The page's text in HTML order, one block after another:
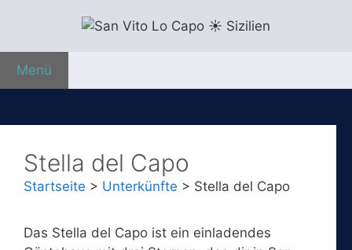
springen
Menü
Stella del Capo
Startseite > Unterkünfte > Stella del Capo
Das Stella del Capo ist ein einladendes